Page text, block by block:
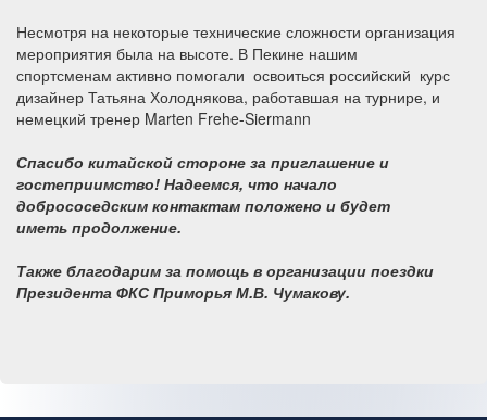
Несмотря на некоторые технические сложности организация
мероприятия была на высоте. В Пекине нашим
спортсменам активно помогали освоиться российский курс
дизайнер Татьяна Холоднякова, работавшая на турнире, и
немецкий тренер Marten Frehe-Siermann
Спасибо китайской стороне за приглашение и
гостеприимство! Надеемся, что начало
добрососедским контактам положено и будет
иметь продолжение.
Также благодарим за помощь в организации поездки
Президента ФКС Приморья М.В. Чумакову.